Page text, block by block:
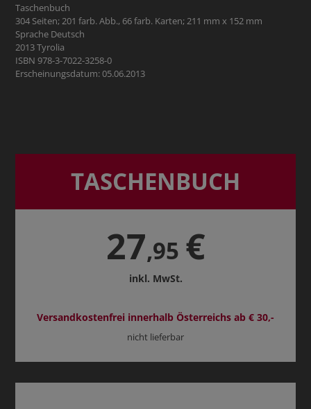
Taschenbuch
304 Seiten; 201 farb. Abb., 66 farb. Karten; 211 mm x 152 mm
Sprache Deutsch
2013 Tyrolia
ISBN 978-3-7022-3258-0
Erscheinungsdatum: 05.06.2013
TASCHENBUCH
27,95 €
inkl. MwSt.
Versandkostenfrei innerhalb Österreichs ab € 30,-
nicht lieferbar